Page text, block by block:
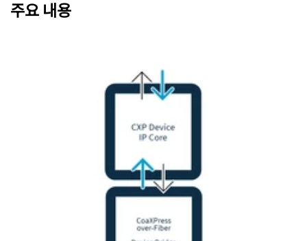
주요 내용